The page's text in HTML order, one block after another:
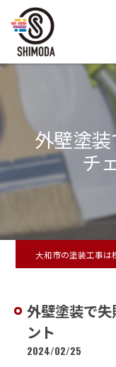
外壁塗
チ
外壁塗装で
ント
2024/02/25